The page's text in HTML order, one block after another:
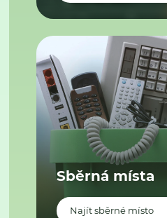
Sběrná místa
Najít sběrné místo